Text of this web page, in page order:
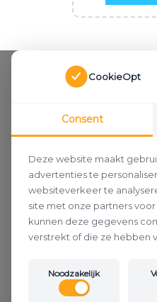
CookieOpt
Consent
Deze website maakt
advertenties te
websiteverkeer te
site met onze partners
kunnen deze gegevens
verstrekt of die ze hebben
Noodzakelijk